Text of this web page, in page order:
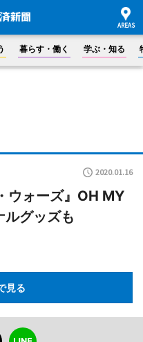
暮らす・働く 学ぶ・知る
2020.01.16
ウォーズ』OH MY
グッズも
見る